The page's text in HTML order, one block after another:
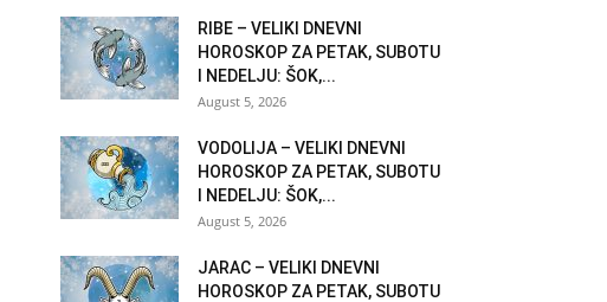
RIBE – VELIKI DNEVNI
HOROSKOP ZA PETAK, SUBOTU
I NEDELJU: ŠOK,...
August 5, 2026
VODOLIJA – VELIKI DNEVNI
HOROSKOP ZA PETAK, SUBOTU
I NEDELJU: ŠOK,...
August 5, 2026
JARAC – VELIKI DNEVNI
HOROSKOP ZA PETAK, SUBOTU